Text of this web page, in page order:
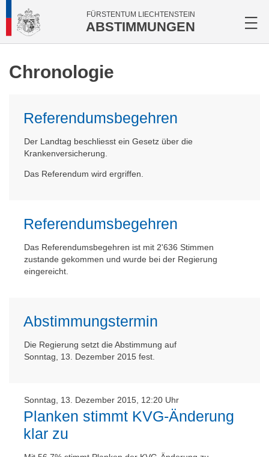
FÜRSTENTUM LIECHTENSTEIN
ABSTIMMUNGEN
Chronologie
Referendumsbegehren
Der Landtag beschliesst ein Gesetz über die
Krankenversicherung.
Das Referendum wird ergriffen.
Referendumsbegehren
Das Referendumsbegehren ist mit 2'636 Stimmen
zustande gekommen und wurde bei der Regierung
eingereicht.
Abstimmungstermin
Die Regierung setzt die Abstimmung auf
Sonntag, 13. Dezember 2015 fest.
Sonntag, 13. Dezember 2015, 12:20 Uhr
Planken stimmt KVG-Änderung
klar zu